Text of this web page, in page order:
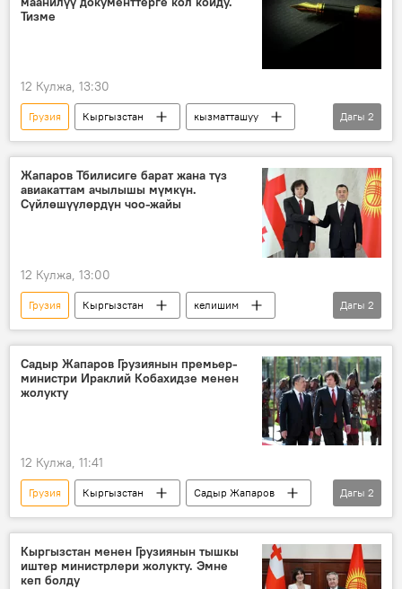
Тизме
12 Кулжа, 13:30
Грузия Кыргызстан
кызматташуу
документ
кол коюу
Дагы 2
Жапаров Тбилисиге барат жана түз
авиакаттам ачылышы мүмкүн.
Сүйлөшүүлөрдүн чоо-жайы
12 Кулжа, 13:00
Грузия Кыргызстан
келишим
кызматташуу
авиакаттам
Дагы 2
Садыр Жапаров Грузиянын премьер-
министри Ираклий Кобахидзе менен
жолукту
12 Кулжа, 11:41
Грузия Кыргызстан
Садыр Жапаров
жолугушуу
Ынтымак ордо
Дагы 2
Кыргызстан менен Грузиянын тышкы
иштер министрлери жолукту. Эмне
кеп болду